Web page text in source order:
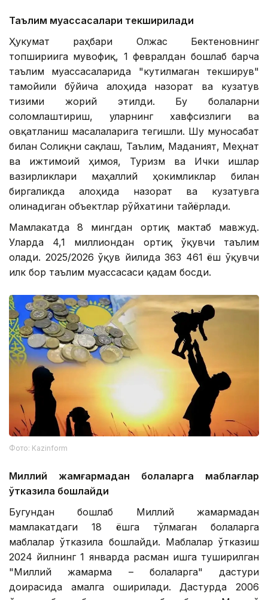
Таълим муассасалари текширилади
Ҳукумат раҳбари Олжас Бектеновнинг
топшириғига мувофиқ, 1 февралдан бошлаб барча
таълим муассасаларида "кутилмаган текширув"
тамойили бўйича алоҳида назорат ва кузатув
тизими жорий этилди. Бу болаларни
соғломлаштириш, уларнинг хавфсизлиги ва
овқатланиш масалаларига тегишли. Шу муносабат
билан Соғлиқни сақлаш, Таълим, Маданият, Меҳнат
ва ижтимоий ҳимоя, Туризм ва Ички ишлар
вазирликлари маҳаллий ҳокимликлар билан
биргаликда алоҳида назорат ва кузатувга
олинадиган объектлар рўйхатини тайёрлади.
Мамлакатда 8 мингдан ортиқ мактаб мавжуд.
Уларда 4,1 миллиондан ортиқ ўқувчи таълим
олади. 2025/2026 ўқув йилида 363 461 ёш ўқувчи
илк бор таълим муассасаси қадам босди.
Фото: Kazinform
Миллий жамғармадан болаларга маблағлар
ўтказила бошлайди
Бугундан бошлаб Миллий жамғармадан
мамлакатдаги 18 ёшга тўлмаган болаларга
маблағлар ўтказила бошлайди. Маблағлар ўтказиш
2024 йилнинг 1 январда расман ишга туширилган
"Миллий жамғарма – болаларга" дастури
доирасида амалга оширилади. Дастурда 2006